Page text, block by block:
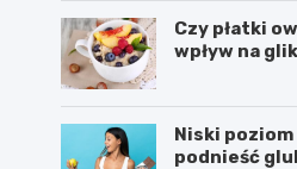
Czy płatki
wpływ na
Niski poziom
podnieść